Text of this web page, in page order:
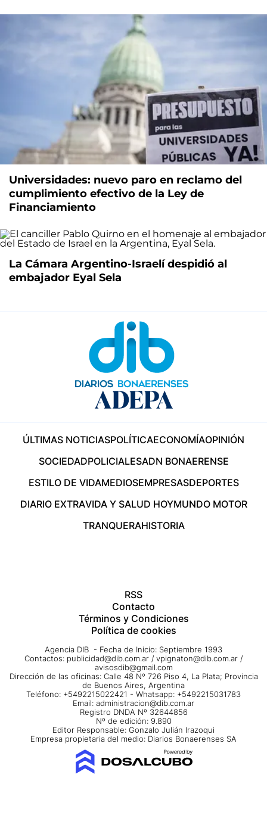
Universidades: nuevo paro en reclamo del
cumplimiento efectivo de la Ley de
Financiamiento
La Cámara Argentino-Israelí despidió al
embajador Eyal Sela
ÚLTIMAS NOTICIASPOLÍTICAECONOMÍAOPINIÓN
SOCIEDADPOLICIALESADN BONAERENSE
ESTILO DE VIDAMEDIOSEMPRESASDEPORTES
DIARIO EXTRAVIDA Y SALUD HOYMUNDO MOTOR
TRANQUERAHISTORIA
RSS
Contacto
Términos y Condiciones
Política de cookies
Agencia DIB - Fecha de Inicio: Septiembre 1993
Contactos: publicidad@dib.com.ar / vpignaton@dib.com.ar /
avisosdib@gmail.com
Dirección de las oficinas: Calle 48 Nº 726 Piso 4, La Plata; Provincia
de Buenos Aires, Argentina
Teléfono: +5492215022421 - Whatsapp: +5492215031783
Email: administracion@dib.com.ar
Registro DNDA Nº 32644856
Nº de edición: 9.890
Editor Responsable: Gonzalo Julián Irazoqui
Empresa propietaria del medio: Diarios Bonaerenses SA